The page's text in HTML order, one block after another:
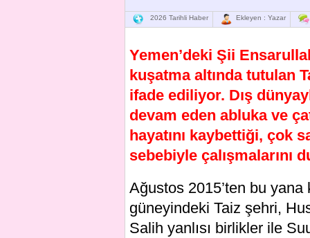
2026 Tarihli Haber Ekleyen : Yazar
Yemen’deki Şii
kuşatma altında tutulan
ifade ediliyor. Dış
devam eden abluka ve
hayatını kaybettiği, çok
sebebiyle çalışmalarını
Ağustos 2015’ten bu
güneyindeki Taiz şehri,
Salih yanlısı birlikler ile